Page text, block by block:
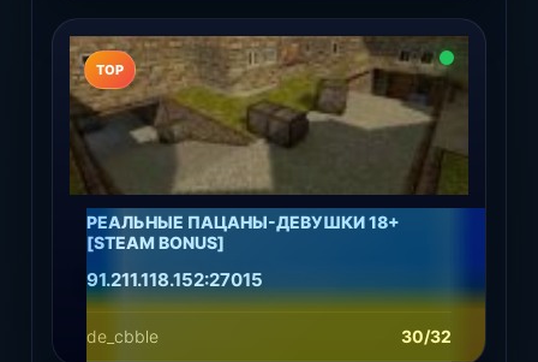
Подробнее Играть
TOP
РЕАЛЬНЫЕ ПАЦАНЫ-ДЕВУШКИ 18+
[STEAM BONUS]
91.211.118.152:27015
de_cbble 30/32